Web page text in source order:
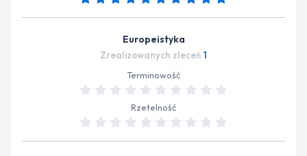
Europeistyka
Zrealizowanych zleceń 1
Terminowość
Rzetelność